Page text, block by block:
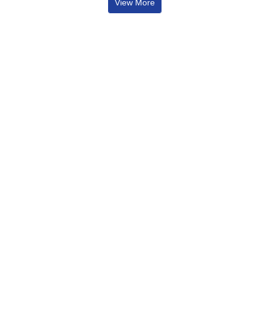
View More